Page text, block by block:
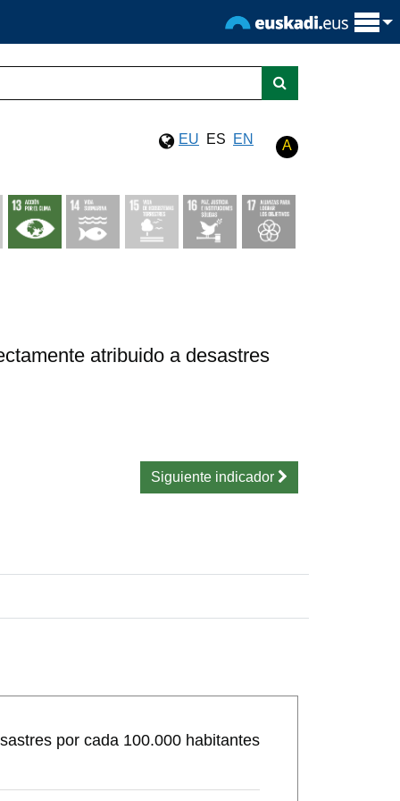
EU ES EN A
atribuido a desastres
Siguiente indicador
por cada 100.000 habitantes